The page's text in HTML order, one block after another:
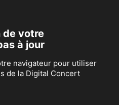
de votre
à jour
navigateur pour utiliser
de la Digital Concert